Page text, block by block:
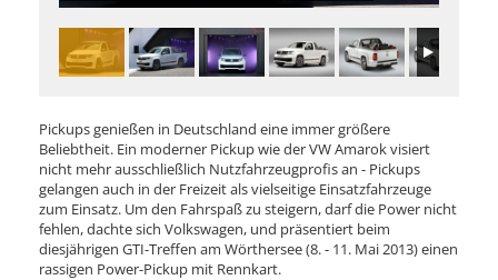
Pickups genießen in Deutschland eine immer größere
Beliebtheit. Ein moderner Pickup wie der VW Amarok visiert
nicht mehr ausschließlich Nutzfahrzeugprofis an - Pickups
gelangen auch in der Freizeit als vielseitige Einsatzfahrzeuge
zum Einsatz. Um den Fahrspaß zu steigern, darf die Power nicht
fehlen, dachte sich Volkswagen, und präsentiert beim
diesjährigen GTI-Treffen am Wörthersee (8. - 11. Mai 2013) einen
rassigen Power-Pickup mit Rennkart.